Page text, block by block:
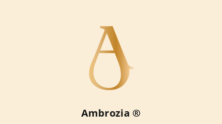
Ambrozia ®